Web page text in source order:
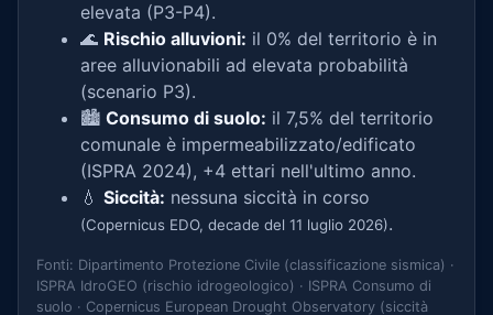
elevata (P3-P4).
🌊 Rischio alluvioni: il 0% del territorio è in
aree alluvionabili ad elevata probabilità
(scenario P3).
🏙️ Consumo di suolo: il 7,5% del territorio
comunale è impermeabilizzato/edificato
(ISPRA 2024), +4 ettari nell'ultimo anno.
💧 Siccità: nessuna siccità in corso
(Copernicus EDO, decade del 11 luglio 2026).
Fonti: Dipartimento Protezione Civile (classificazione sismica) ·
ISPRA IdroGEO (rischio idrogeologico) · ISPRA Consumo di
suolo · Copernicus European Drought Observatory (siccità